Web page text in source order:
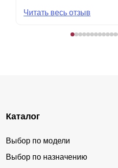
Читать весь отзыв
Каталог
Выбор по модели
Выбор по назначению